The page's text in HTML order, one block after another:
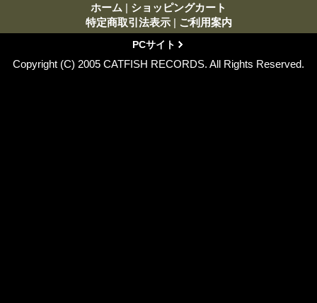
ホーム | ショッピングカート
特定商取引法表示 | ご利用案内
PCサイト
Copyright (C) 2005 CATFISH RECORDS. All Rights Reserved.